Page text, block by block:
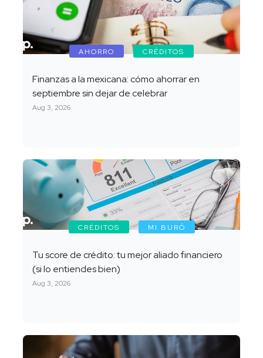
AHORRO CRÉDITOS
Finanzas a la mexicana: cómo ahorrar en
septiembre sin dejar de celebrar
Aug 3, 2026
CRÉDITOS MI BURÓ
Tu score de crédito: tu mejor aliado financiero
(si lo entiendes bien)
Aug 3, 2026